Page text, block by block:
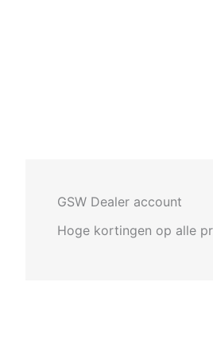
GSW Dealer account
Hoge kortingen op alle